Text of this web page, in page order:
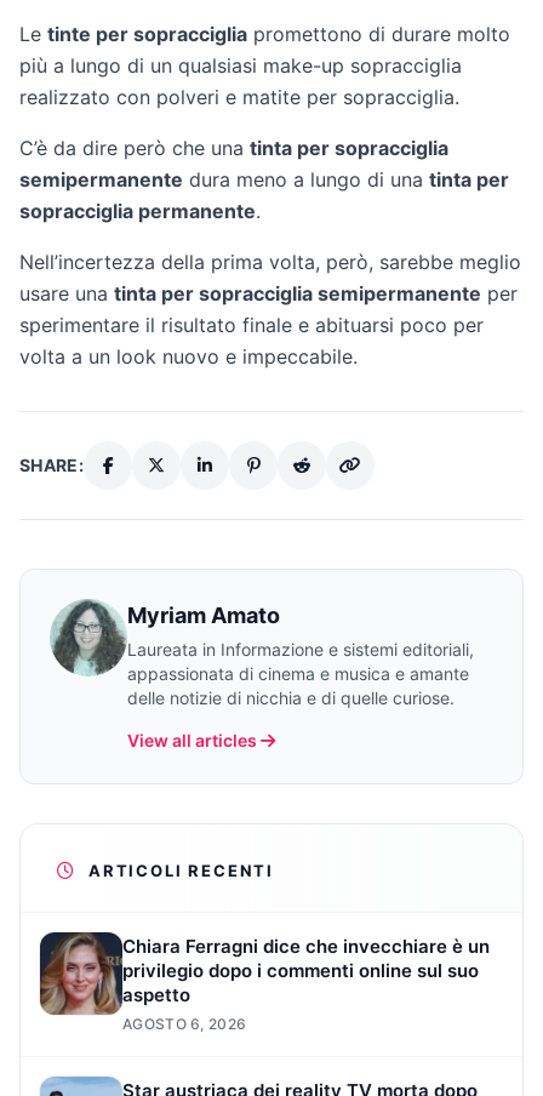
Le tinte per sopracciglia promettono di durare molto
più a lungo di un qualsiasi make-up sopracciglia
realizzato con polveri e matite per sopracciglia.
C’è da dire però che una tinta per sopracciglia
semipermanente dura meno a lungo di una tinta per
sopracciglia permanente.
Nell’incertezza della prima volta, però, sarebbe meglio
usare una tinta per sopracciglia semipermanente per
sperimentare il risultato finale e abituarsi poco per
volta a un look nuovo e impeccabile.
SHARE:
Myriam Amato
Laureata in Informazione e sistemi editoriali,
appassionata di cinema e musica e amante
delle notizie di nicchia e di quelle curiose.
View all articles
ARTICOLI RECENTI
Chiara Ferragni dice che invecchiare è un
privilegio dopo i commenti online sul suo
aspetto
AGOSTO 6, 2026
Star austriaca dei reality TV morta dopo